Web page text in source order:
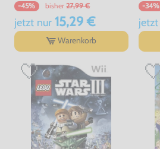
-45% bisher 27,99 €
jetzt nur15,29 €
Warenkorb
-34%
jetzt